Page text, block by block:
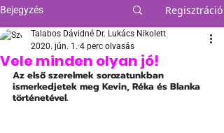
Bejegyzés Regisztráció
Vele minden olyan jó!
Talabos Dávidné Dr. Lukács Nikolett
2020. jún. 1. 4 perc olvasás
Az első szerelmek sorozatunkban
ismerkedjetek meg Kevin, Réka és Blanka
történetével.